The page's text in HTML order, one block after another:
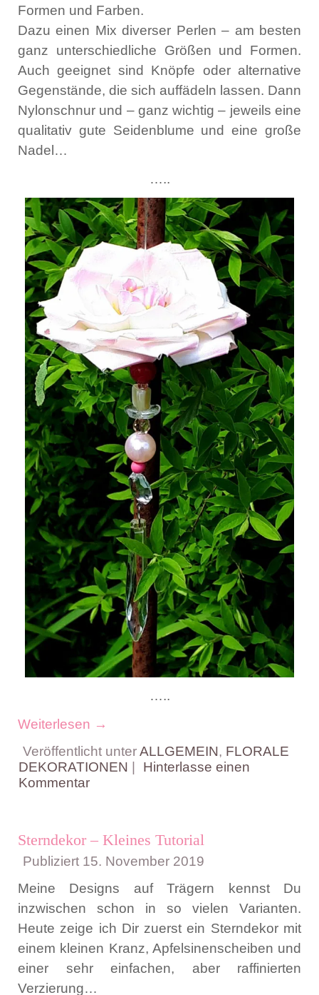
Formen und Farben.
Dazu einen Mix diverser Perlen – am besten
ganz unterschiedliche Größen und Formen.
Auch geeignet sind Knöpfe oder alternative
Gegenstände, die sich auffädeln lassen. Dann
Nylonschnur und – ganz wichtig – jeweils eine
qualitativ gute Seidenblume und eine große
Nadel…
…..
…..
Weiterlesen →
Veröffentlicht unterALLGEMEIN, FLORALE
DEKORATIONEN |
Hinterlasse einen
Kommentar
Sterndekor – Kleines Tutorial
Publiziert 15. November 2019
Meine Designs auf Trägern kennst Du
inzwischen schon in so vielen Varianten.
Heute zeige ich Dir zuerst ein Sterndekor mit
einem kleinen Kranz, Apfelsinenscheiben und
einer sehr einfachen, aber raffinierten
Verzierung…